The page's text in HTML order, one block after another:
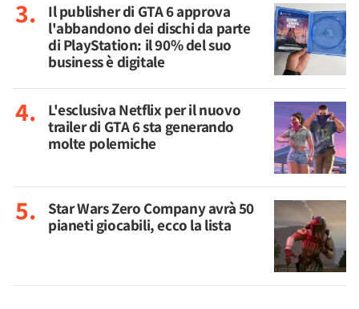
Il publisher di GTA 6 approva
l'abbandono dei dischi da parte
di PlayStation: il 90% del suo
business è digitale
L'esclusiva Netflix per il nuovo
trailer di GTA 6 sta generando
molte polemiche
Star Wars Zero Company avrà 50
pianeti giocabili, ecco la lista